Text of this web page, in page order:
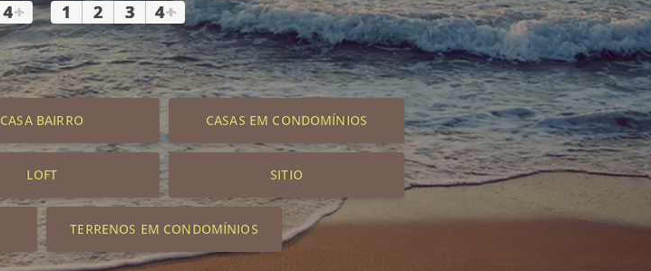
4+ 1 2 3 4+
CASA BAIRRO CASAS EM CONDOMÍNIOS
LOFT SITIO
TERRENOS EM CONDOMÍNIOS